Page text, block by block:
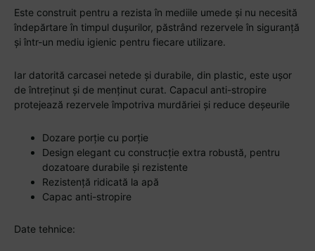
Este construit pentru a rezista în mediile umede și nu necesită
îndepărtare în timpul dușurilor, păstrând rezervele în siguranță
și într-un mediu igienic pentru fiecare utilizare.
Iar datorită carcasei netede și durabile, din plastic, este ușor
de întreținut și de menținut curat. Capacul anti-stropire
protejează rezervele împotriva murdăriei și reduce deșeurile
Dozare porție cu porție
Design elegant cu construcție extra robustă, pentru
dozatoare durabile și rezistente
Rezistență ridicată la apă
Capac anti-stropire
Date tehnice: